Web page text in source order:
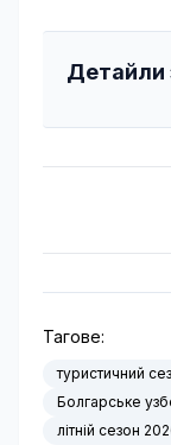
Детайли
Тагове:
туристичний
Болгарське
літній сезон